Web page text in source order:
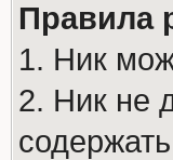
Правила
1. Ник
2. Ник не